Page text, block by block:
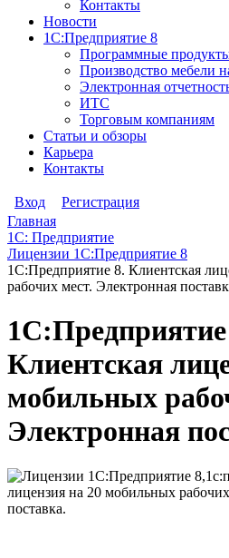
Контакты
Новости
1С:Предприятие 8
Программные
Производство мебели
Электронная
ИТС
Торговым компаниям
Статьи и обзоры
Карьера
Контакты
Вход
Регистрация
Главная
1С: Предприятие
Лицензии 1С:Предприятие 8
1С:Предприятие 8. Клиентская
рабочих мест. Электронная
Клиентская
мобильных
Электронная